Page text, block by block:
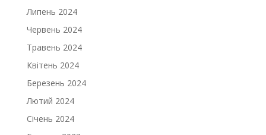
Липень 2024
Червень 2024
Травень 2024
Квітень 2024
Березень 2024
Лютий 2024
Січень 2024